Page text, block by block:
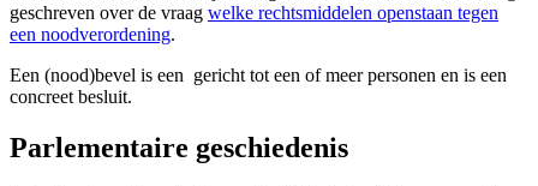
geschreven over de vraag welke rechtsmiddelen openstaan tegen
een noodverordening.
Een (nood)bevel is een gericht tot een of meer personen en is een
concreet besluit.
Parlementaire geschiedenis